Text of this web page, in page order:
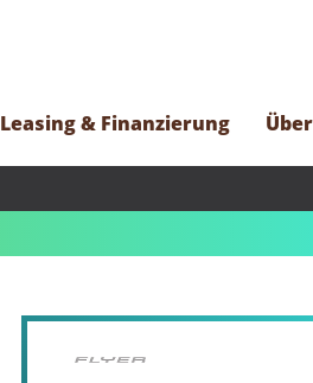
Leasing & Finanzierung